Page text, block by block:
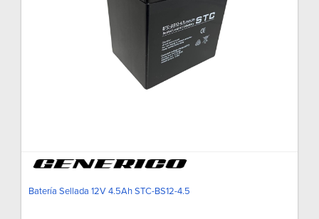
Batería Sellada 12V 4.5Ah STC-BS12-4.5